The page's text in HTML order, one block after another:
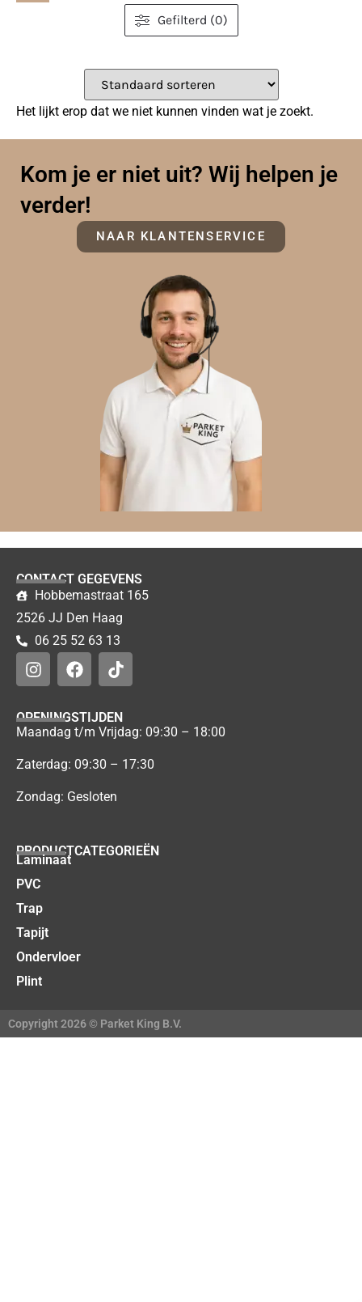
Gefilterd (0)
Het lijkt erop dat we niet kunnen vinden wat je zoekt.
Kom je er niet uit? Wij helpen je
verder!
NAAR KLANTENSERVICE
CONTACT GEGEVENS
Hobbemastraat 165
2526 JJ Den Haag
06 25 52 63 13
OPENINGSTIJDEN
Maandag t/m Vrijdag: 09:30 – 18:00
Zaterdag: 09:30 – 17:30
Zondag: Gesloten
PRODUCTCATEGORIEËN
Laminaat
PVC
Trap
Tapijt
Ondervloer
Plint
Copyright 2026 © Parket King B.V.